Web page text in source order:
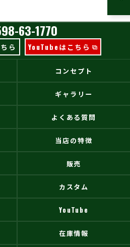
63-1770
ら YouTubeはこちら
コンセプト
ギャラリー
よくある質問
当店の特徴
販売
カスタム
YouTube
在庫情報